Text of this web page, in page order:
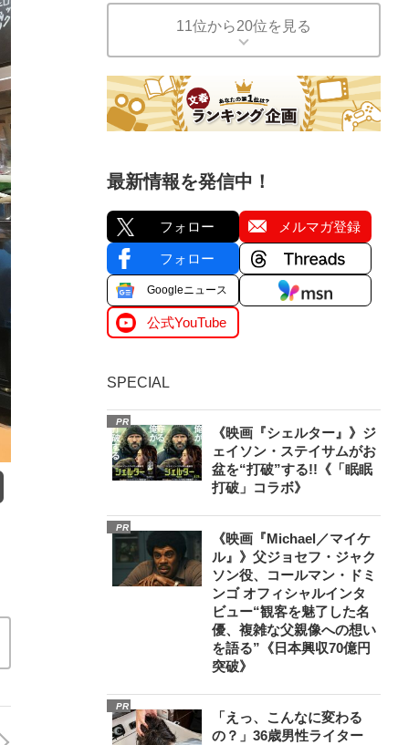
11位から20位を見る
最新情報を発信中！
フォロー メルマガ登録
フォロー
Googleニュース
公式YouTube
SPECIAL
PR
《映画『シェルター』》ジ
ェイソン・ステイサムがお
盆を“打破”する!!《「眠眠
打破」コラボ》
PR
《映画『Michael／マイケ
ル』》父ジョセフ・ジャク
ソン役、コールマン・ドミ
ンゴ オフィシャルインタ
ビュー“観客を魅了した名
優、複雑な父親像への想い
を語る”《日本興収70億円
突破》
PR
「えっ、こんなに変わる
の？」36歳男性ライター